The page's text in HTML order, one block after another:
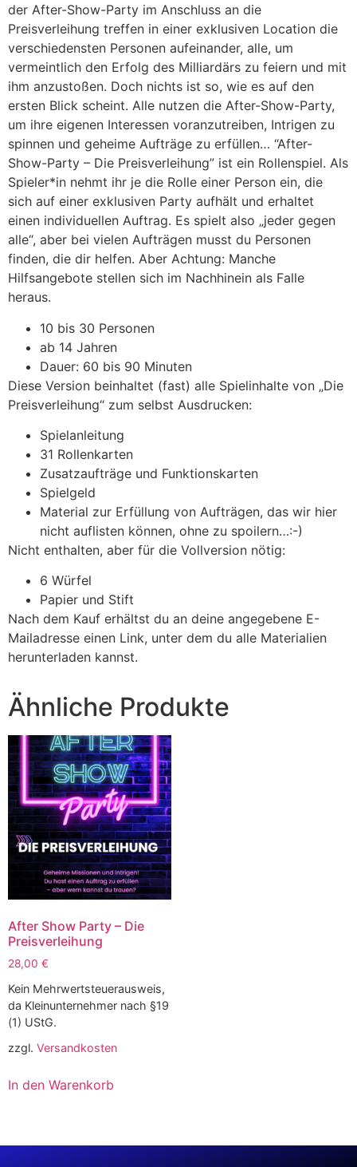
der After-Show-Party im Anschluss an die
Preisverleihung treffen in einer exklusiven Location die
verschiedensten Personen aufeinander, alle, um
vermeintlich den Erfolg des Milliardärs zu feiern und mit
ihm anzustoßen. Doch nichts ist so, wie es auf den
ersten Blick scheint. Alle nutzen die After-Show-Party,
um ihre eigenen Interessen voranzutreiben, Intrigen zu
spinnen und geheime Aufträge zu erfüllen… “After-
Show-Party – Die Preisverleihung” ist ein Rollenspiel. Als
Spieler*in nehmt ihr je die Rolle einer Person ein, die
sich auf einer exklusiven Party aufhält und erhaltet
einen individuellen Auftrag. Es spielt also „jeder gegen
alle“, aber bei vielen Aufträgen musst du Personen
finden, die dir helfen. Aber Achtung: Manche
Hilfsangebote stellen sich im Nachhinein als Falle
heraus.
10 bis 30 Personen
ab 14 Jahren
Dauer: 60 bis 90 Minuten
Diese Version beinhaltet (fast) alle Spielinhalte von „Die
Preisverleihung“ zum selbst Ausdrucken:
Spielanleitung
31 Rollenkarten
Zusatzaufträge und Funktionskarten
Spielgeld
Material zur Erfüllung von Aufträgen, das wir hier
nicht auflisten können, ohne zu spoilern…:-)
Nicht enthalten, aber für die Vollversion nötig:
6 Würfel
Papier und Stift
Nach dem Kauf erhältst du an deine angegebene E-
Mailadresse einen Link, unter dem du alle Materialien
herunterladen kannst.
Ähnliche Produkte
After Show Party – Die
Preisverleihung
28,00 €
Kein Mehrwertsteuerausweis,
da Kleinunternehmer nach §19
(1) UStG.
zzgl. Versandkosten
In den Warenkorb